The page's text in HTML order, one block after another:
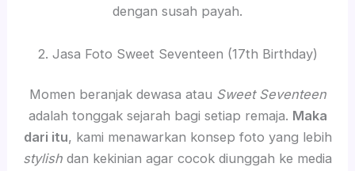
dengan susah payah.
2. Jasa Foto Sweet Seventeen (17th Birthday)
Momen beranjak dewasa atau Sweet Seventeen
adalah tonggak sejarah bagi setiap remaja. Maka
dari itu, kami menawarkan konsep foto yang lebih
stylish dan kekinian agar cocok diunggah ke media